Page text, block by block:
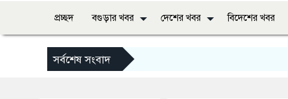
প্রচ্ছদ বগুড়ার খবর দেশের খবর বিদেশের খবর
সর্বশেষ সংবাদ